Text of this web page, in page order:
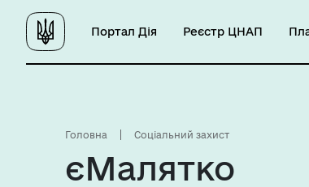
Портал Дія Реєстр ЦНАП
Головна Соціальний захист
єМалятко